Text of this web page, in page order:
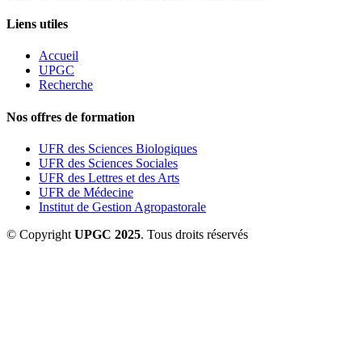
Liens utiles
Accueil
UPGC
Recherche
Nos offres de formation
UFR des Sciences Biologiques
UFR des Sciences Sociales
UFR des Lettres et des Arts
UFR de Médecine
Institut de Gestion Agropastorale
© Copyright UPGC 2025. Tous droits réservés